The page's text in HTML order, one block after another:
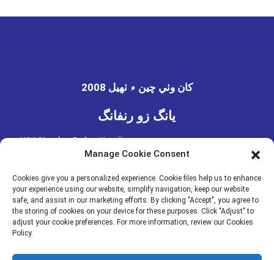
2008 کان وٺي چين ۾ ٺهيل
يانگ زو رنفانگ
NO4 Qionghua Dadao، Hangji
Town، Guangling District،
IS0 9001 ۽ MSDS تصديق ٿيل فيڪٽري
اسان سان رابطو ڪريو
Manage Cookie Consent
Cookies give you a personalized experience. Cookie files help us to enhance
your experience using our website, simplify navigation, keep our website
safe, and assist in our marketing efforts. By clicking "Accept", you agree to
the storing of cookies on your device for these purposes. Click "Adjust" to
adjust your cookie preferences. For more information, review our Cookies
Policy.